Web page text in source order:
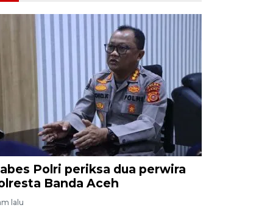
Polri periksa dua perwira
Banda Aceh
lalu